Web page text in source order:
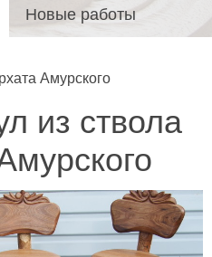
Новые работы
Амурского
из ствола